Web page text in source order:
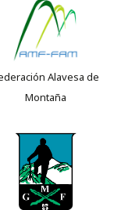
Alavesa de
Montaña